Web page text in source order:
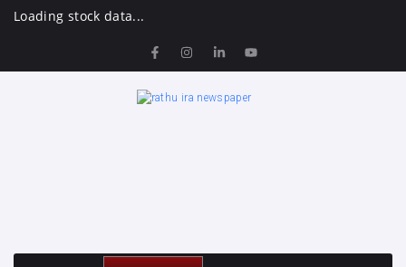
Loading stock data...